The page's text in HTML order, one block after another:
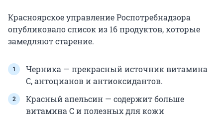
Красноярское управление Роспотребнадзора
опубликовало список из 16 продуктов, которые
замедляют старение.
Черника — прекрасный источник витамина
С, антоцианов и антиоксидантов.
Красный апельсин — содержит больше
витамина С и полезных для кожи